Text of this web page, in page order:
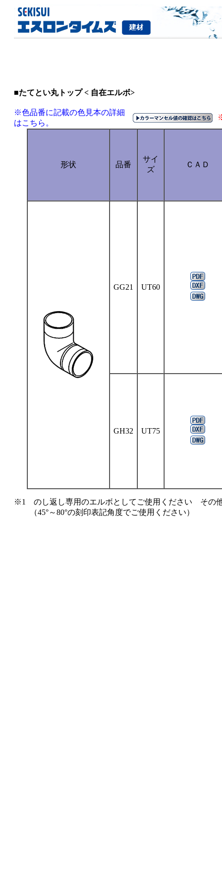
■たてとい丸トップ < 自在エルボ>
※色品番に記載の色見本の詳細
はこちら。
形状 品番
サイ
ズ
ＣＡＤ
GG21 UT60
GH32 UT75
※1 のし返し専用のエルボとしてご使用ください その
（45°～80°の刻印表記角度でご使用ください）